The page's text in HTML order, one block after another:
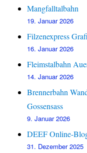
Mangfalltalbahn
19. Januar 2026
Filzenexpress
16. Januar 2026
Fleimstalbahn
14. Januar 2026
Brennerbahn
Gossensass
9. Januar 2026
DEEF Online-
31. Dezember 2025